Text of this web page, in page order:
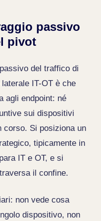
passivo
pivot
del traffico di
IT-OT è che
agli endpoint: né
sui dispositivi
corso. Si posiziona un
tipicamente in
IT e OT, e si
il confine.
non vede cosa
dispositivo, non